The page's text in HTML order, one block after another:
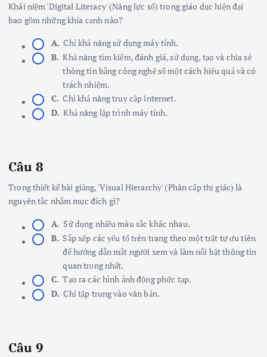
Khái niệm 'Digital Literacy' (Năng lực số) trong giáo dục hiện đại
bao gồm những khía cạnh nào?
A. Chỉ khả năng sử dụng máy tính.
B. Khả năng tìm kiếm, đánh giá, sử dụng, tạo và chia sẻ
thông tin bằng công nghệ số một cách hiệu quả và có
trách nhiệm.
C. Chỉ khả năng truy cập internet.
D. Khả năng lập trình máy tính.
Câu 8
Trong thiết kế bài giảng, 'Visual Hierarchy' (Phân cấp thị giác) là
nguyên tắc nhằm mục đích gì?
A. Sử dụng nhiều màu sắc khác nhau.
B. Sắp xếp các yếu tố trên trang theo một trật tự ưu tiên
để hướng dẫn mắt người xem và làm nổi bật thông tin
quan trọng nhất.
C. Tạo ra các hình ảnh động phức tạp.
D. Chỉ tập trung vào văn bản.
Câu 9